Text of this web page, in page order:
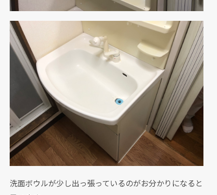
洗面ボウルが少し出っ張っているのがお分かりになると